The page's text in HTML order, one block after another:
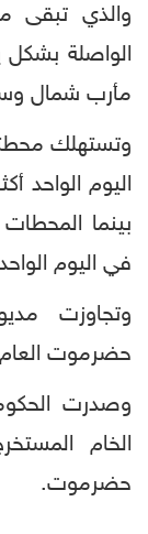
الواصلة
مأرب شمال
وتستهلك
بينما
في اليوم الواحد نحو 528
وتجاوزت
حضرموت العام الماضي
وصدرت
الخام
حضرموت.